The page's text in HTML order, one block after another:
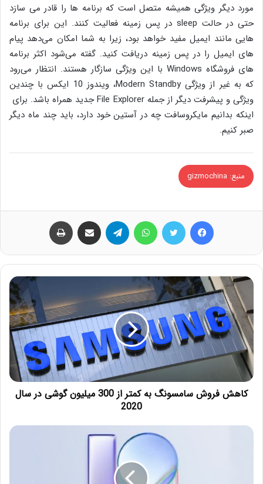
مورد دیگر ویژگی همیشه متصل است که برنامه ها را قادر می سازد
حتی در حالت sleep در پس زمینه فعالیت کنند. این برای برنامه
هایی مانند ایمیل مفید خواهد بود، زیرا به شما امکان می‌دهد پیام
های ایمیل را در پس زمینه دریافت کنید. گفته می‌شود اکثر برنامه
های فروشگاه Windows با این ویژگی سازگار هستند. انتظار می‌رود
که به غیر از ویژگی Modern Standby، ویندوز 10 ایکس با چندین
ویژگی و پیشرفت دیگر از جمله File Explorer جدید همراه باشد. برای
اینکه بدانیم مایکروسافت چه در آستین خود دارد، باید چند ماه دیگر
صبر کنیم.
منبع: gizmochina
کاهش فروش سامسونگ به کمتر از 300 میلیون گوشی در سال
2020